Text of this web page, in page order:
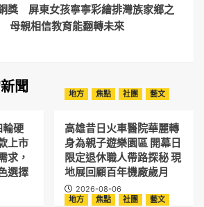
獎 屏東女孩寧寧彩繪排灣族家鄉之
母親相信教育能翻轉未來
聞
輪硬
上市
求，
選擇
地方 焦點 社團 藝文
高雄昔日火車醫院華麗轉
身為親子遊樂園區 開幕日
限定退休職人帶路探秘 現
地展回顧百年機廠歲月
2026-08-06
地方 焦點 社團 藝文